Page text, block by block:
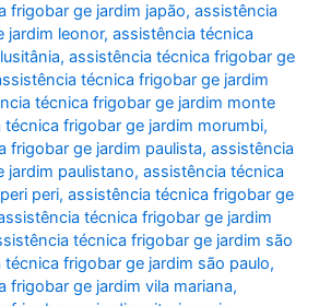
frigobar ge jardim japão,assistência
jardim leonor,assistência técnica
,assistência técnica frigobar ge
técnica frigobar ge jardim
técnica frigobar ge jardim monte
técnica frigobar ge jardim morumbi,
frigobar ge jardim paulista,assistência
jardim paulistano,assistência técnica
peri,assistência técnica frigobar ge
técnica frigobar ge jardim
técnica frigobar ge jardim são
técnica frigobar ge jardim são paulo,
frigobar ge jardim vila mariana,